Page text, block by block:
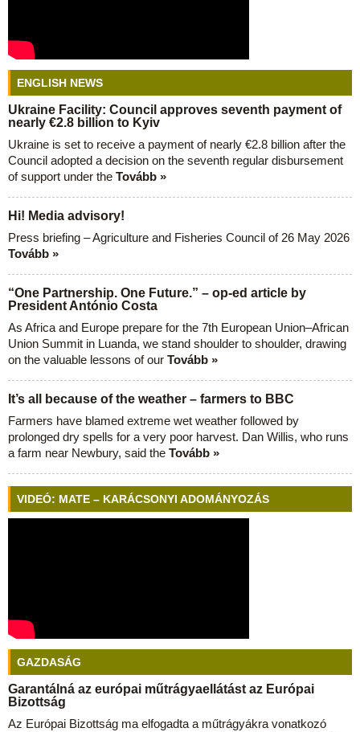
ENGLISH NEWS
Ukraine Facility: Council approves seventh payment of
nearly €2.8 billion to Kyiv
Ukraine is set to receive a payment of nearly €2.8 billion after the
Council adopted a decision on the seventh regular disbursement
of support under the Tovább »
Hi! Media advisory!
Press briefing – Agriculture and Fisheries Council of 26 May 2026
Tovább »
“One Partnership. One Future.” – op-ed article by
President António Costa
As Africa and Europe prepare for the 7th European Union–African
Union Summit in Luanda, we stand shoulder to shoulder, drawing
on the valuable lessons of our Tovább »
It’s all because of the weather – farmers to BBC
Farmers have blamed extreme wet weather followed by
prolonged dry spells for a very poor harvest. Dan Willis, who runs
a farm near Newbury, said the Tovább »
VIDEÓ: MATE – KARÁCSONYI ADOMÁNYOZÁS
GAZDASÁG
Garantálná az európai műtrágyaellátást az Európai
Bizottság
Az Európai Bizottság ma elfogadta a műtrágyákra vonatkozó